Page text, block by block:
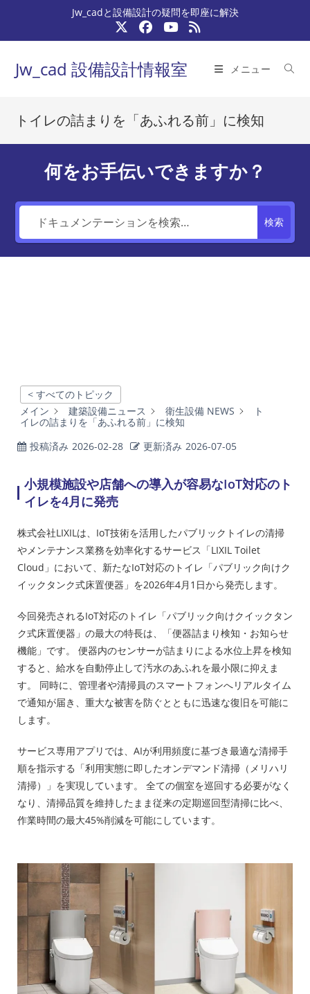
テ
ッ
Jw_cadと設備設計の疑問を即座に解決
Jw_cad 設備設計情報室 メニュー
トイレの詰まりを「あふれる前」に検知
何をお手伝いできますか？
検索
< すべてのトピック
メイン
建築設備ニュース 衛生設備 NEWS
ト
イレの詰まりを「あふれる前」に検知
投稿済み 2026-02-28 更新済み 2026-07-05
小規模施設や店舗への導入が容易なIoT対応のト
イレを4月に発売
株式会社LIXILは、IoT技術を活用したパブリックトイレの清掃
やメンテナンス業務を効率化するサービス「LIXIL Toilet
Cloud」において、新たなIoT対応のトイレ「パブリック向けク
イックタンク式床置便器」を2026年4月1日から発売します。
今回発売されるIoT対応のトイレ「パブリック向けクイックタン
ク式床置便器」の最大の特長は、「便器詰まり検知・お知らせ
機能」です。 便器内のセンサーが詰まりによる水位上昇を検知
すると、給水を自動停止して汚水のあふれを最小限に抑えま
す。 同時に、管理者や清掃員のスマートフォンへリアルタイム
で通知が届き、重大な被害を防ぐとともに迅速な復旧を可能に
します。
サービス専用アプリでは、AIが利用頻度に基づき最適な清掃手
順を指示する「利用実態に即したオンデマンド清掃（メリハリ
清掃）」を実現しています。 全ての個室を巡回する必要がなく
なり、清掃品質を維持したまま従来の定期巡回型清掃に比べ、
作業時間の最大45%削減を可能にしています。